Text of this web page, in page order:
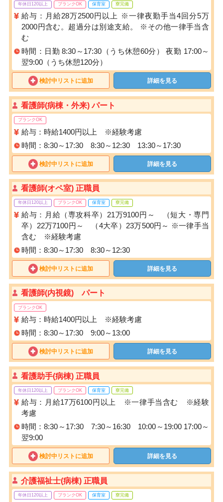
年休日120以上 ブランクOK 保育室 寮完備
給与：月給28万2500円以上 ※一律夜勤手当4回分5万
2000円含む。超過分は別途支給。 ※その他一律手当含
む
時間：日勤 8:30～17:30（うち休憩60分） 夜勤 17:00～
翌9:00（うち休憩120分）
検討中リストに追加 詳細を見る
看護師(病棟・外来) パート
ブランクOK
給与：時給1400円以上 ※経験考慮
時間：8:30～17:30 8:30～12:30 13:30～17:30
検討中リストに追加 詳細を見る
看護師(オペ室) 正職員
年休日120以上 ブランクOK 保育室 寮完備
給与：月給（専攻科卒）21万9100円～ （短大・専門
卒）22万7100円～ （4大卒）23万500円～ ※一律手当
含む ※経験考慮
時間：8:30～17:30 8:30～12:30
検討中リストに追加 詳細を見る
看護師(内視鏡) パート
ブランクOK
給与：時給1400円以上 ※経験考慮
時間：8:30～17:30 9:00～13:00
検討中リストに追加 詳細を見る
看護助手(病棟) 正職員
年休日120以上 ブランクOK 保育室 寮完備
給与：月給17万6100円以上 ※一律手当含む ※経験
考慮
時間：8:30～17:30 7:30～16:30 10:00～19:00 17:00～
翌9:00
検討中リストに追加 詳細を見る
介護福祉士(病棟) 正職員
年休日120以上 ブランクOK 保育室 寮完備